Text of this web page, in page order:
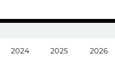
2024 2025 2026